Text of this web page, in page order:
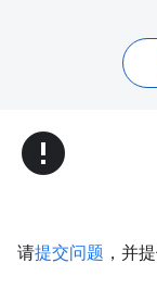
error
请提交问题 ，并